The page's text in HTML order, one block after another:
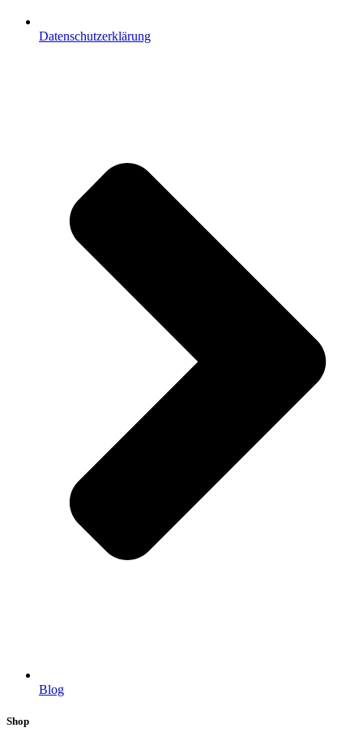
Datenschutzerklärung
Blog
Shop